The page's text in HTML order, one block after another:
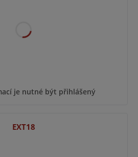
je nutné být přihlášený
EXT18